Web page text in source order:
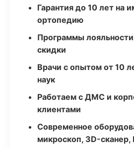
Гарантия до 10 лет на
ортопедию
Программы
скидки
Врачи с опытом от 10
наук
Работаем с ДМС и
клиентами
Современное
микроскоп, 3D-сканер,